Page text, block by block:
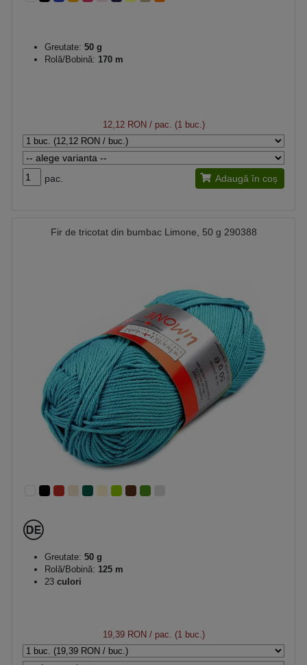
Greutate: 50 g
Rolă/Bobină: 170 m
12,12 RON / pac. (1 buc.)
pac. Adaugă în coș
Fir de tricotat din bumbac Limone, 50 g 290388
Greutate: 50 g
Rolă/Bobină: 125 m
23 culori
19,39 RON/ pac. (1 buc.)